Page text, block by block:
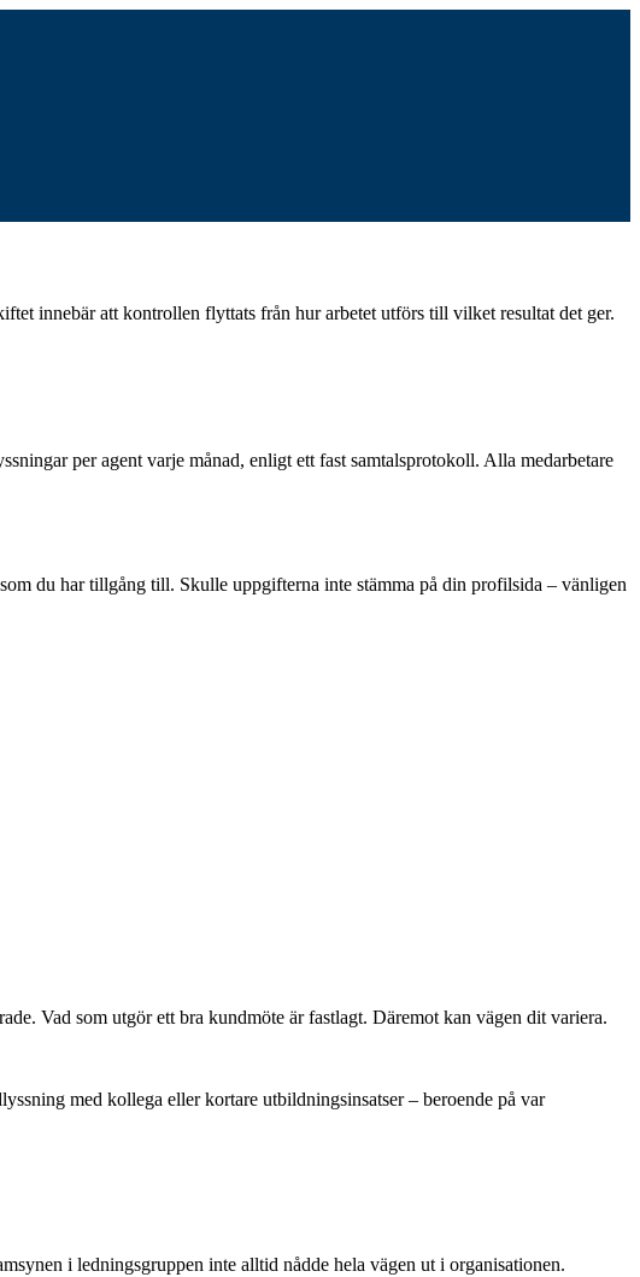
innebär att kontrollen flyttats från hur arbetet utförs till vilket resultat det ger.
per agent varje månad, enligt ett fast samtalsprotokoll. Alla medarbetare
du har tillgång till. Skulle uppgifterna inte stämma på din profilsida – vänligen
Vad som utgör ett bra kundmöte är fastlagt. Däremot kan vägen dit variera.
med kollega eller kortare utbildningsinsatser – beroende på var
i ledningsgruppen inte alltid nådde hela vägen ut i organisationen.